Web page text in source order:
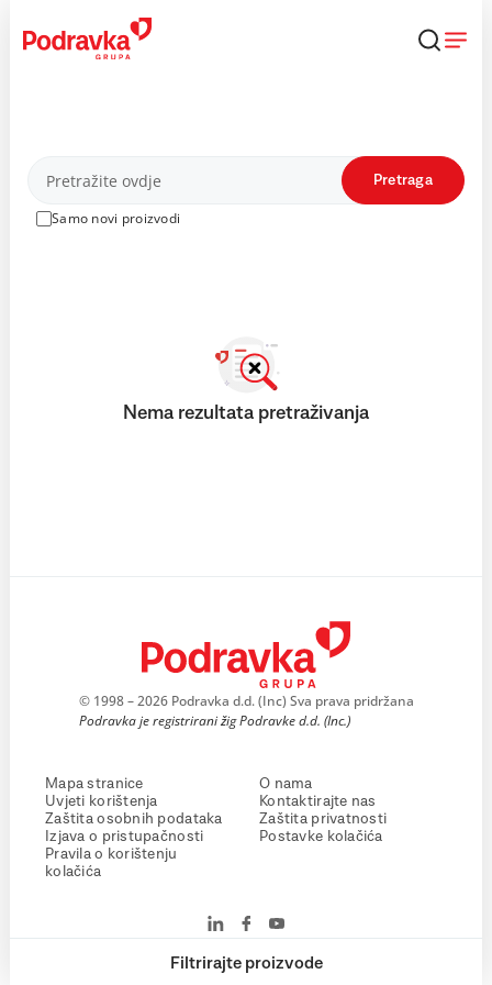
content
Proizvodi
Samo novi proizvodi
Pretraga
Filtrirajte proizvode
Nema rezultata pretraživanja
© 1998 – 2026 Podravka d.d. (Inc) Sva prava pridržana
Podravka je registrirani žig Podravke d.d. (Inc.)
Mapa stranice
Uvjeti korištenja
Zaštita osobnih podataka
Izjava o pristupačnosti
Pravila o korištenju
kolačića
O nama
Kontaktirajte nas
Zaštita privatnosti
Postavke kolačića